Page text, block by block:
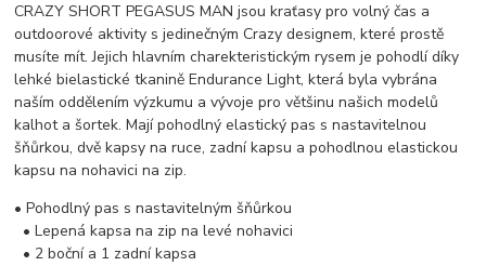
CRAZY SHORT PEGASUS MAN jsou kraťasy pro volný čas a
outdoorové aktivity s jedinečným Crazy designem, které prostě
musíte mít. Jejich hlavním charekteristickým rysem je pohodlí díky
lehké bielastické tkanině Endurance Light, která byla vybrána
naším oddělením výzkumu a vývoje pro většinu našich modelů
kalhot a šortek. Mají pohodlný elastický pas s nastavitelnou
šňůrkou, dvě kapsy na ruce, zadní kapsu a pohodlnou elastickou
kapsu na nohavici na zip.
• Pohodlný pas s nastavitelným šňůrkou
• Lepená kapsa na zip na levé nohavici
• 2 boční a 1 zadní kapsa